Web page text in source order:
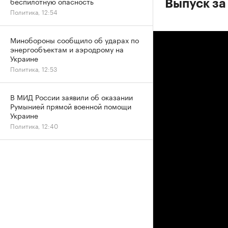
Выпуск
Политика, 12:54
Минобороны сообщило об ударах по
энергообъектам и аэродрому на
Украине
Политика, 12:53
В МИД России заявили об оказании
Румынией прямой военной помощи
Украине
Политика, 12:40